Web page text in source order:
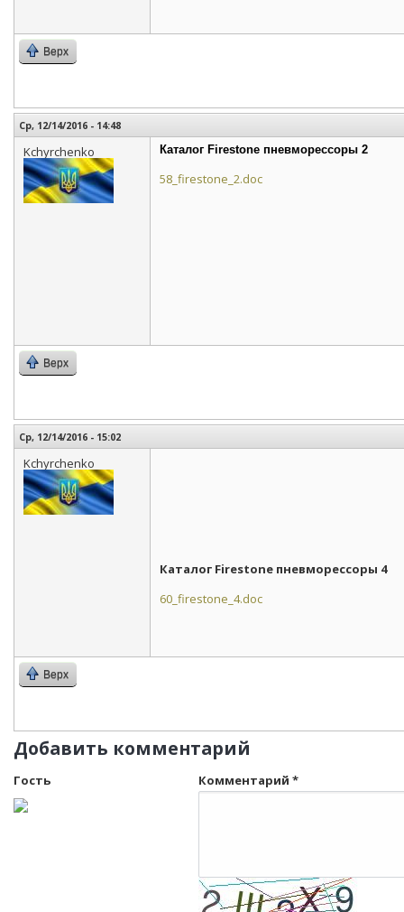
Верх
Ср, 12/14/2016 - 14:48
Kchyrchenko Каталог Firestone пневморессоры 2
58_firestone_2.doc
Верх
Ср, 12/14/2016 - 15:02
Kchyrchenko
Каталог Firestone пневморессоры 4
60_firestone_4.doc
Верх
Добавить комментарий
Гость Комментарий *